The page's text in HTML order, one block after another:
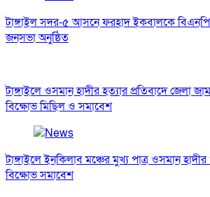
টাঙ্গাইল সদর-৫ আসনে ফরহাদ ইকবালকে
জনসভা অনুষ্ঠিত
টাঙ্গাইলে ওসমান হাদীর হত্যার প্রতিবাদে জেলা
বিক্ষোভ মিছিল ও সমাবেশ
টাঙ্গাইলে ইনকিলাব মঞ্চের মুখ্য পাত্র ওসমান
বিক্ষোভ সমাবেশ